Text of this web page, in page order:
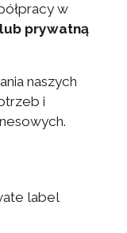
w
prywatną
naszych
i
label